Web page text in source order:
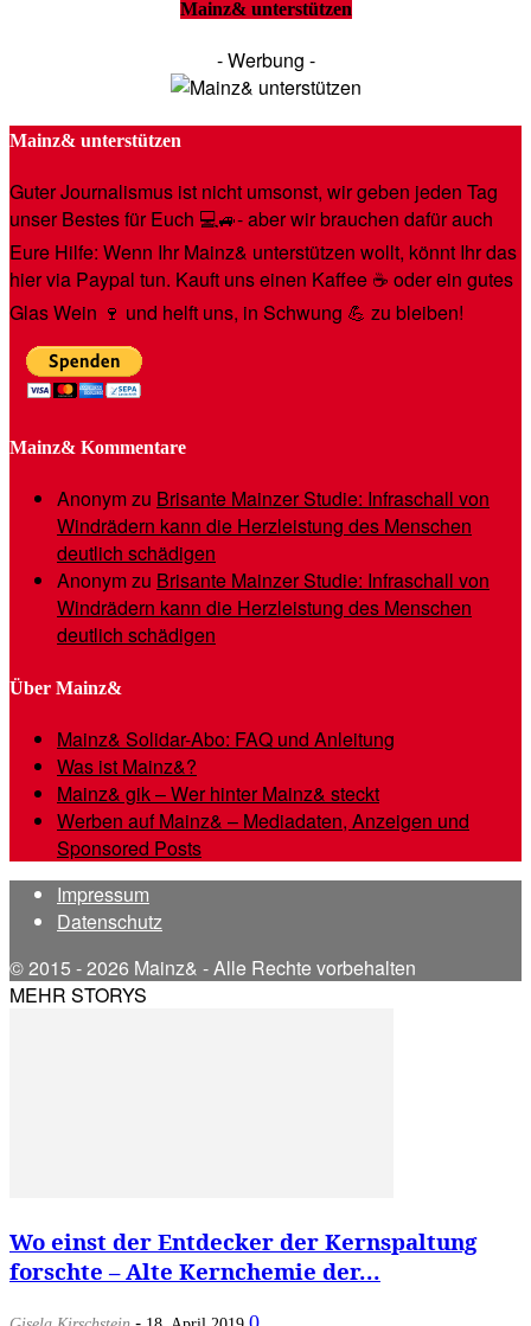
Mainz& unterstützen
- Werbung -
Mainz& unterstützen
Guter Journalismus ist nicht umsonst, wir geben jeden Tag
unser Bestes für Euch 💻🚙- aber wir brauchen dafür auch
Eure Hilfe: Wenn Ihr Mainz& unterstützen wollt, könnt Ihr das
hier via Paypal tun. Kauft uns einen Kaffee ☕️ oder ein gutes
Glas Wein 🍷 und helft uns, in Schwung 💪 zu bleiben!
Mainz& Kommentare
Anonymzu Brisante Mainzer Studie: Infraschall von
Windrädern kann die Herzleistung des Menschen
deutlich schädigen
Anonymzu Brisante Mainzer Studie: Infraschall von
Windrädern kann die Herzleistung des Menschen
deutlich schädigen
Über Mainz&
Mainz& Solidar-Abo: FAQ und Anleitung
Was ist Mainz&?
Mainz& gik – Wer hinter Mainz& steckt
Werben auf Mainz& – Mediadaten, Anzeigen und
Sponsored Posts
Impressum
Datenschutz
© 2015 - 2026 Mainz& - Alle Rechte vorbehalten
MEHR STORYS
Wo einst der Entdecker der Kernspaltung
forschte – Alte Kernchemie der...